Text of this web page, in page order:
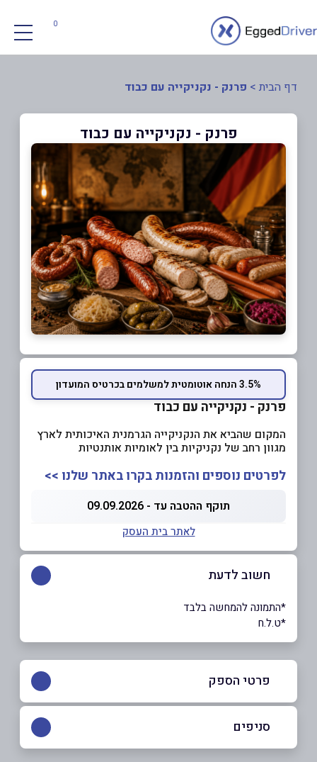
0
דף הבית > פרנק - נקניקייה עם כבוד
פרנק - נקניקייה עם כבוד
3.5% הנחה אוטומטית למשלמים בכרטיס המועדון
פרנק - נקניקייה עם כבוד
המקום שהביא את הנקניקייה הגרמנית האיכותית לארץ
מגוון רחב של נקניקיות בין לאומיות אותנטיות
לפרטים נוספים והזמנות בקרו באתר שלנו >>
תוקף ההטבה עד - 09.09.2026
לאתר בית העסק
חשוב לדעת
*התמונה להמחשה בלבד
*ט.ל.ח
פרטי הספק
באתר בפייסבוק באינסטגרם
סניפים